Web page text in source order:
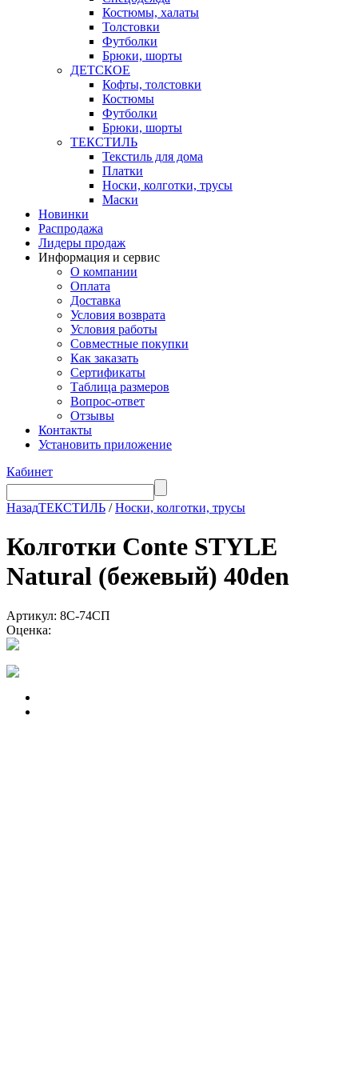
Костюмы, халаты
Толстовки
Футболки
Брюки, шорты
ДЕТСКОЕ
Кофты, толстовки
Костюмы
Футболки
Брюки, шорты
ТЕКСТИЛЬ
Текстиль для дома
Платки
Носки, колготки, трусы
Маски
Новинки
Распродажа
Лидеры продаж
Информация и сервис
О компании
Оплата
Доставка
Условия возврата
Условия работы
Совместные покупки
Как заказать
Сертификаты
Таблица размеров
Вопрос-ответ
Отзывы
Контакты
Установить приложение
Кабинет
НазадТЕКСТИЛЬ /Носки, колготки, трусы
Колготки Conte STYLE
Natural (бежевый) 40den
Артикул: 8С-74СП
Оценка: